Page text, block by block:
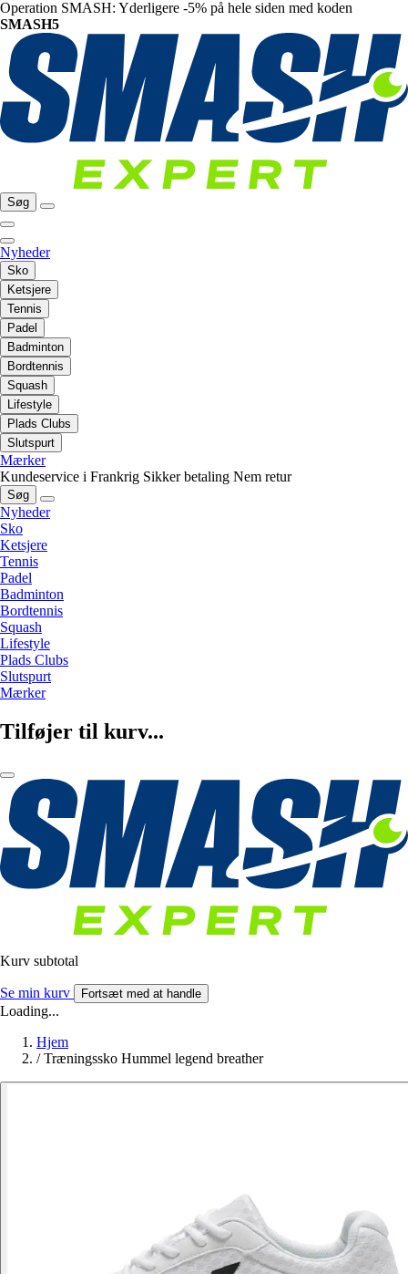
Operation SMASH: Yderligere -5% på hele siden med koden
SMASH5
Søg
Nyheder
Sko
Ketsjere
Tennis
Padel
Badminton
Bordtennis
Squash
Lifestyle
Plads Clubs
Slutspurt
Mærker
Kundeservice i Frankrig Sikker betaling Nem retur
Søg
Nyheder
Sko
Ketsjere
Tennis
Padel
Badminton
Bordtennis
Squash
Lifestyle
Plads Clubs
Slutspurt
Mærker
Tilføjer til kurv...
Kurv subtotal
Se min kurv Fortsæt med at handle
Loading...
Hjem
/ Træningssko Hummel legend breather